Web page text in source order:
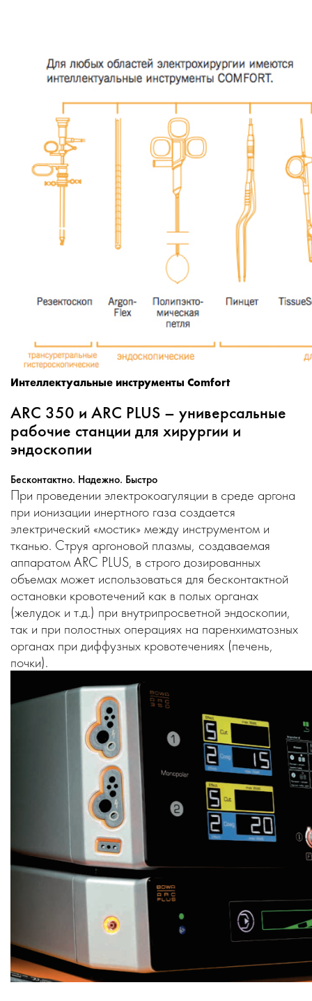
Интеллектуальные инструменты Comfort
ARC 350 и ARC PLUS – универсальные
рабочие станции для хирургии и
эндоскопии
Бесконтактно. Надежно. Быстро
При проведении электрокоагуляции в среде аргона
при ионизации инертного газа создается
электрический «мостик» между инструментом и
тканью. Струя аргоновой плазмы, создаваемая
аппаратом ARC PLUS, в строго дозированных
объемах может использоваться для бесконтактной
остановки кровотечений как в полых органах
(желудок и т.д.) при внутрипросветной эндоскопии,
так и при полостных операциях на паренхиматозных
органах при диффузных кровотечениях (печень,
почки).